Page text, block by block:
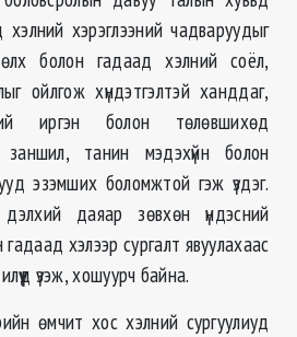
хэрэглээний чадваруудыг
болон гадаад хэлний соёл,
ойлгож хүндэтгэлтэй ханддаг,
иргэн болон төлөвшихөд
танин мэдэхүйн болон
эзэмших боломжтой гэж үздэг.
даяар зөвхөн үндэсний
гадаад хэлээр сургалт явуулахаас
үзэж, хошуурч байна.
өмчит хос хэлний сургуулиуд